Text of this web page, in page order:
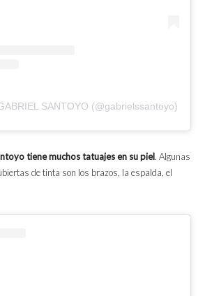
SANTOYO (@gabrielssantoyo)
tiene muchos tatuajes en su piel. Algunas
de tinta son los brazos, la espalda, el